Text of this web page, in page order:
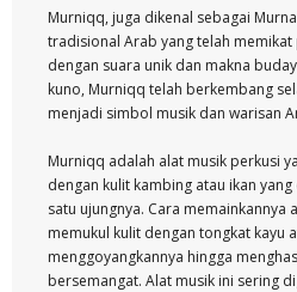
Murniqq, juga dikenal sebagai
tradisional Arab yang telah
dengan suara unik dan makna
kuno, Murniqq telah berkembang
menjadi simbol musik dan warisan
Murniqq adalah alat musik perkusi
dengan kulit kambing atau ikan
satu ujungnya. Cara memainkannya
memukul kulit dengan tongkat kayu
menggoyangkannya hingga
bersemangat. Alat musik ini sering